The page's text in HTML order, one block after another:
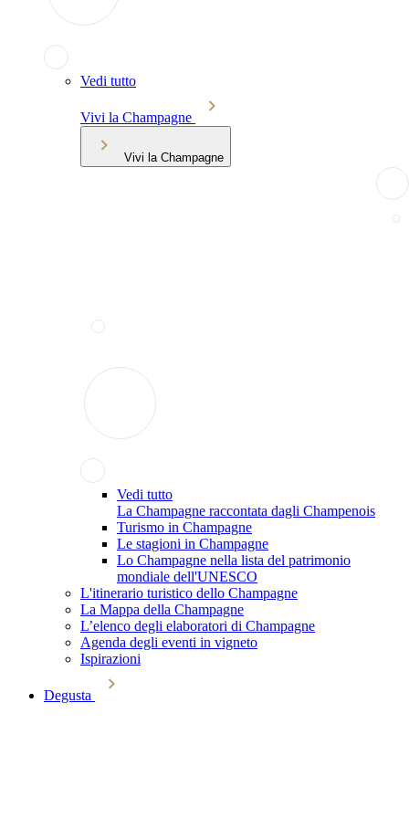
Vedi tutto
Vivi la Champagne
Vivi la Champagne
Vedi tutto
La Champagne raccontata dagli Champenois
Turismo in Champagne
Le stagioni in Champagne
Lo Champagne nella lista del patrimonio
mondiale dell'UNESCO
L'itinerario turistico dello Champagne
La Mappa della Champagne
L’elenco degli elaboratori di Champagne
Agenda degli eventi in vigneto
Ispirazioni
Degusta